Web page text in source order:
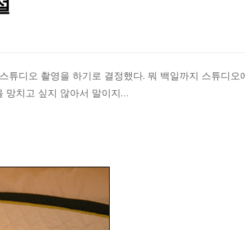
튜디오 촬영을 하기로 결정했다. 뭐 백일까지 스튜디
망치고 싶지 않아서 말이지…